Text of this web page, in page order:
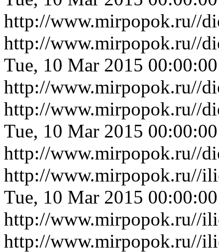
http://www.mirpopok.ru//
http://www.mirpopok.ru//
Tue, 10 Mar 2015
http://www.mirpopok.ru//
http://www.mirpopok.ru//
Tue, 10 Mar 2015
http://www.mirpopok.ru//
http://www.mirpopok.ru//
Tue, 10 Mar 2015
http://www.mirpopok.ru//
http://www.mirpopok.ru//